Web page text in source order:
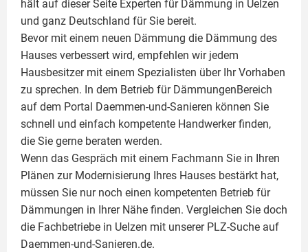
hält auf dieser Seite Experten für Dämmung in Uelzen
und ganz Deutschland für Sie bereit.
Bevor mit einem neuen Dämmung die Dämmung des
Hauses verbessert wird, empfehlen wir jedem
Hausbesitzer mit einem Spezialisten über Ihr Vorhaben
zu sprechen. In dem Betrieb für DämmungenBereich
auf dem Portal Daemmen-und-Sanieren können Sie
schnell und einfach kompetente Handwerker finden,
die Sie gerne beraten werden.
Wenn das Gespräch mit einem Fachmann Sie in Ihren
Plänen zur Modernisierung Ihres Hauses bestärkt hat,
müssen Sie nur noch einen kompetenten Betrieb für
Dämmungen in Ihrer Nähe finden. Vergleichen Sie doch
die Fachbetriebe in Uelzen mit unserer PLZ-Suche auf
Daemmen-und-Sanieren.de.